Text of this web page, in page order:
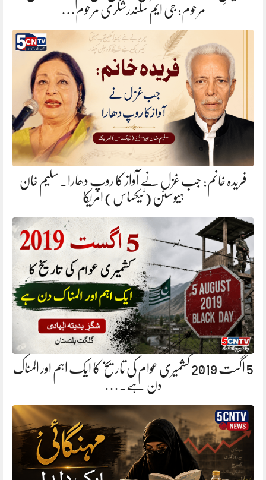
مرحوم: جی ایم سکندرشگری مرحوم…
فریدہ خانم: جب غزل نے آواز کا روپ دھارا. سلیم خان
ہیوسٹن (ٹیکساس) امریکا
5 اگست 2019 کشمیری عوام کی تاریخ کا ایک اہم اور المناک
دن ہے.…